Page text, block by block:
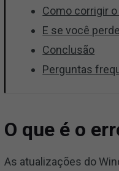
Como corrigir
E se você
Conclusão
Perguntas
O que é o
As atualizações do